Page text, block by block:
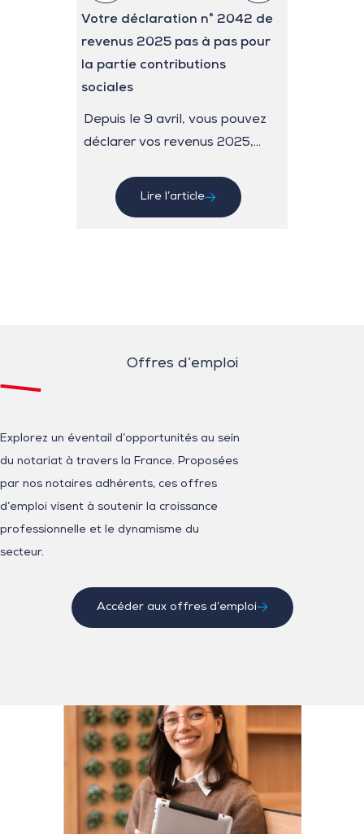
Votre déclaration n° 2042 de
revenus 2025 pas à pas pour
la partie contributions
sociales
Depuis le 9 avril, vous pouvez
déclarer vos revenus 2025,...
Lire l’article
Offres d’emploi
Explorez un éventail d’opportunités au sein
du notariat à travers la France. Proposées
par nos notaires adhérents, ces offres
d’emploi visent à soutenir la croissance
professionnelle et le dynamisme du
secteur.
Accéder aux offres d’emploi